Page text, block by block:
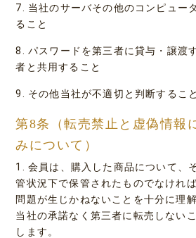
7. 当社のサーバその他のコンピュー
ること
8. パスワードを第三者に貸与・譲渡
者と共用すること
9. その他当社が不適切と判断すること
第8条（転売禁止と虚偽情報
みについて）
1. 会員は、購入した商品について、
管状況下で保管されたものでなけれ
問題が生じかねないことを十分に理
当社の承諾なく第三者に転売しない
します。